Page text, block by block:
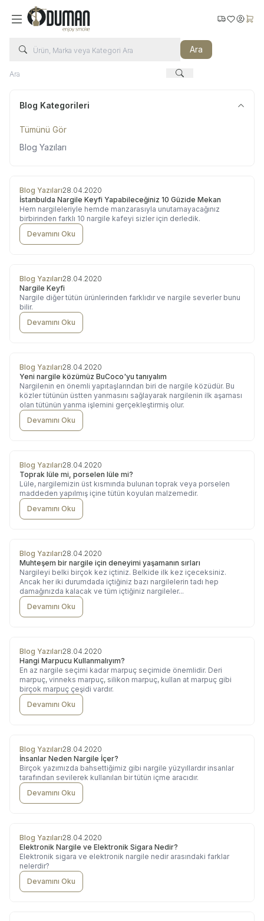
Ara
Kargo Takip
Favorilerim
Blog Kategorileri
Tümünü Gör
Blog Yazıları
Blog Yazıları28.04.2020
İstanbulda Nargile Keyfi Yapabileceğiniz 10 Güzide Mekan
Hem nargileleriyle hemde manzarasıyla unutamayacağınız
birbirinden farklı 10 nargile kafeyi sizler için derledik.
Devamını Oku
Blog Yazıları28.04.2020
Nargile Keyfi
Nargile diğer tütün ürünlerinden farklıdır ve nargile severler bunu
bilir.
Devamını Oku
Blog Yazıları28.04.2020
Yeni nargile közümüz BuCoco'yu tanıyalım
Nargilenin en önemli yapıtaşlarından biri de nargile közüdür. Bu
közler tütünün üstten yanmasını sağlayarak nargilenin ilk aşaması
olan tütünün yanma işlemini gerçekleştirmiş olur.
Devamını Oku
Blog Yazıları28.04.2020
Toprak lüle mi, porselen lüle mi?
Lüle, nargilemizin üst kısmında bulunan toprak veya porselen
maddeden yapılmış içine tütün koyulan malzemedir.
Devamını Oku
Blog Yazıları28.04.2020
Muhteşem bir nargile için deneyimi yaşamanın sırları
Nargileyi belki birçok kez içtiniz. Belkide ilk kez içeceksiniz.
Ancak her iki durumdada içtiğiniz bazı nargilelerin tadı hep
damağınızda kalacak ve tüm içtiğiniz nargileler...
Devamını Oku
Blog Yazıları28.04.2020
Hangi Marpucu Kullanmalıyım?
En az nargile seçimi kadar marpuç seçimide önemlidir. Deri
marpuç, vinneks marpuç, silikon marpuç, kullan at marpuç gibi
birçok marpuç çeşidi vardır.
Devamını Oku
Blog Yazıları28.04.2020
İnsanlar Neden Nargile İçer?
Birçok yazımızda bahsettiğimiz gibi nargile yüzyıllardır insanlar
tarafından sevilerek kullanılan bir tütün içme aracıdır.
Devamını Oku
Blog Yazıları28.04.2020
Elektronik Nargile ve Elektronik Sigara Nedir?
Elektronik sigara ve elektronik nargile nedir arasındaki farklar
nelerdir?
Devamını Oku